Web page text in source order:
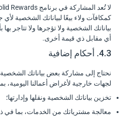
بياناتك الشخصية ولا تؤجرها ولا تتاجر
أي مقابل ذي قيمة أخرى.
4.3. أحكام إضافية
نحتاج إلى مشاركة بعض بياناتك
لجهات خارجية لأغراض أعمالنا
تخزين بياناتك الشخصية ونقلها وإدارتها؛
معالجة مشترياتك من الخدمات، بما في